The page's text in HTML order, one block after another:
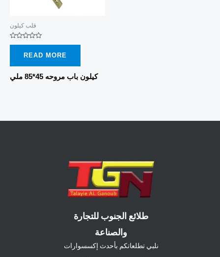
قلب كيلون
Rated
5
READ MORE
كيلون باب مروحه 45*85 ملي
طلائع الجنوب للتجارة
والصناعة
نلبي تطلعاتكم بأحدث إكسسوارات